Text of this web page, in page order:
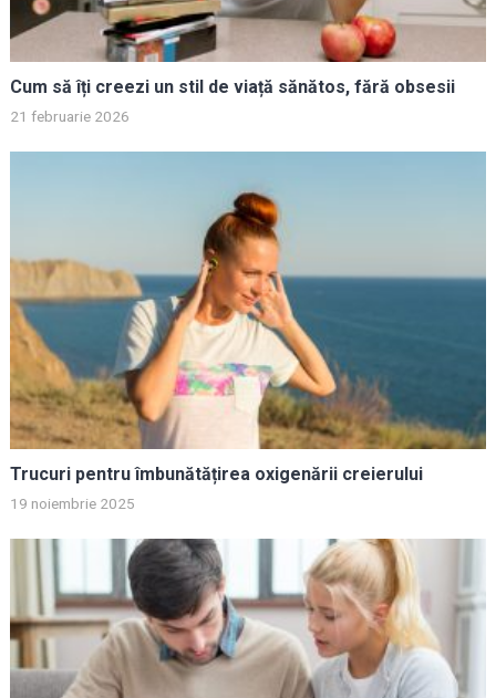
Cum să îți creezi un stil de viață sănătos, fără obsesii
21 februarie 2026
Trucuri pentru îmbunătățirea oxigenării creierului
19 noiembrie 2025